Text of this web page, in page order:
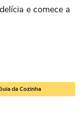
e comece a
da Cozinha